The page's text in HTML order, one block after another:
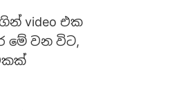
video එක
මේ වන විට,